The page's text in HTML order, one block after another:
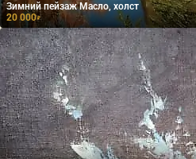
Зимний пейзаж Масло, холст
20 000₽